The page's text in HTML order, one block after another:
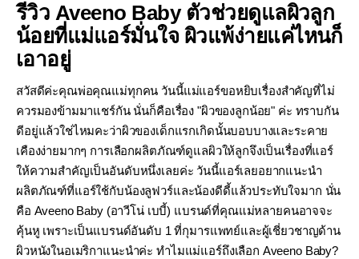
รีวิว Aveeno Baby ตัวช่วยดูแลผิวลูก
น้อยที่แม่แอร์มั่นใจ ผิวแพ้ง่ายแค่ไหนก็
เอาอยู่
สวัสดีค่ะคุณพ่อคุณแม่ทุกคน วันนี้แม่แอร์ขอหยิบเรื่องสำคัญที่ไม่
ควรมองข้ามมาแชร์กัน นั่นก็คือเรื่อง "ผิวของลูกน้อย" ค่ะ ทราบกัน
ดีอยู่แล้วใช่ไหมคะว่าผิวของเด็กแรกเกิดนั้นบอบบางและระคาย
เคืองง่ายมากๆ การเลือกผลิตภัณฑ์ดูแลผิวให้ลูกจึงเป็นเรื่องที่แอร์
ให้ความสำคัญเป็นอันดับหนึ่งเลยค่ะ วันนี้แอร์เลยอยากแนะนำ
ผลิตภัณฑ์ที่แอร์ใช้กับน้องลูฟวร์และน้องดีดี้แล้วประทับใจมาก นั่น
คือ Aveeno Baby (อาวีโน่ เบบี้) แบรนด์ที่คุณแม่หลายคนอาจจะ
คุ้นหู เพราะเป็นแบรนด์อันดับ 1 ที่กุมารแพทย์และผู้เชี่ยวชาญด้าน
ผิวหนังในอเมริกาแนะนำค่ะ ทำไมแม่แอร์ถึงเลือก Aveeno Baby?